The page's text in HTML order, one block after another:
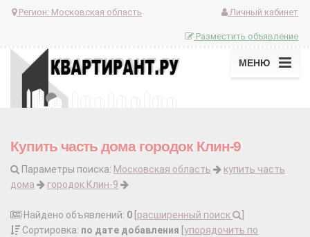
Регион: Московская область Личный кабинет
Разместить объявление
МЕНЮ
Купить часть дома городок Клин-9
Параметры поиска: Московская область
купить часть
дома
городок Клин-9
Найдено объявлений: 0 расширенный поиск
Сортировка: по дате добавления упорядочить по